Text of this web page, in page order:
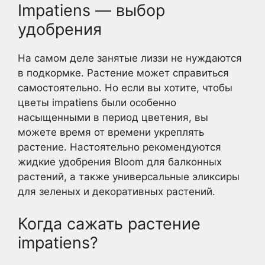
Impatiens — выбор
удобрения
На самом деле занятые лиззи не нуждаются
в подкормке. Растение может справиться
самостоятельно. Но если вы хотите, чтобы
цветы impatiens были особенно
насыщенными в период цветения, вы
можете время от времени укреплять
растение. Настоятельно рекомендуются
жидкие удобрения Bloom для балконных
растений, а также универсальные эликсиры
для зеленых и декоративных растений.
Когда сажать растение
impatiens?